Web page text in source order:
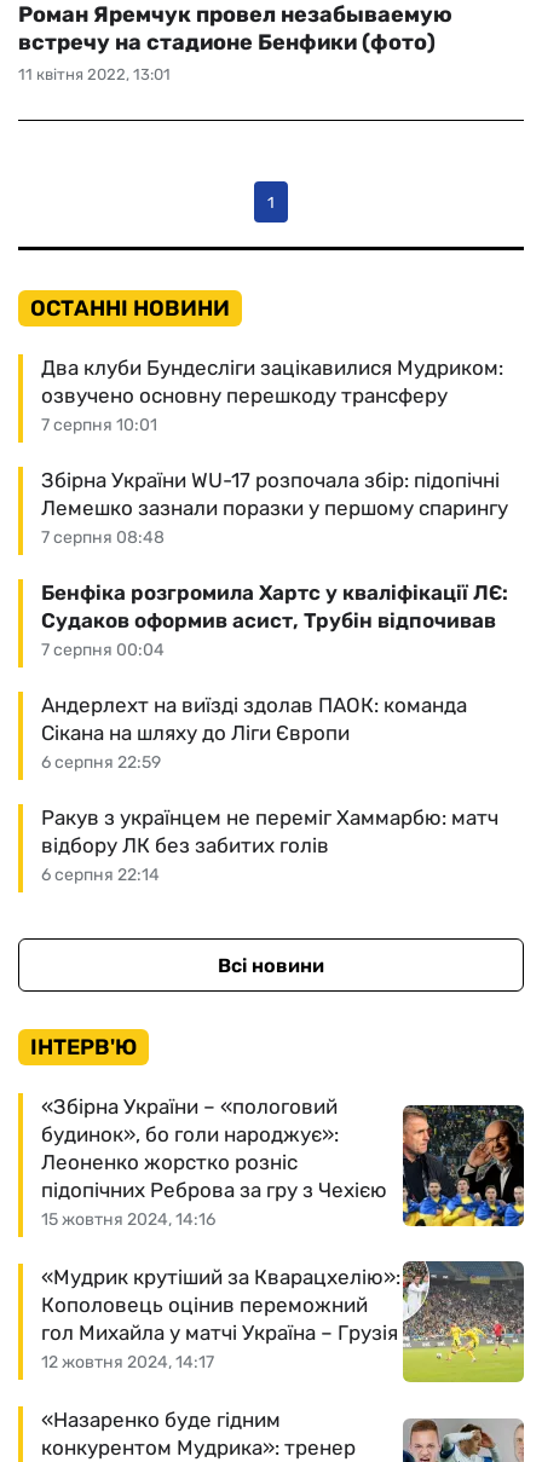
11 квітня 2022, 13:01
Роман Яремчук провел незабываемую
встречу на стадионе Бенфики (фото)
1
ОСТАННІ НОВИНИ
7 серпня 10:01
Два клуби Бундесліги зацікавилися Мудриком:
озвучено основну перешкоду трансферу
7 серпня 08:48
Збірна України WU-17 розпочала збір: підопічні
Лемешко зазнали поразки у першому спарингу
7 серпня 00:04
Бенфіка розгромила Хартс у кваліфікації ЛЄ:
Судаков оформив асист, Трубін відпочивав
6 серпня 22:59
Андерлехт на виїзді здолав ПАОК: команда
Сікана на шляху до Ліги Європи
6 серпня 22:14
Ракув з українцем не переміг Хаммарбю: матч
відбору ЛК без забитих голів
Всі новини
ІНТЕРВ'Ю
15 жовтня 2024, 14:16
«Збірна України – «пологовий
будинок», бо голи народжує»:
Леоненко жорстко розніс
підопічних Реброва за гру з Чехією
12 жовтня 2024, 14:17
«Мудрик крутіший за Кварацхелію»:
Кополовець оцінив переможний
гол Михайла у матчі Україна – Грузія
«Назаренко буде гідним
конкурентом Мудрика»: тренер